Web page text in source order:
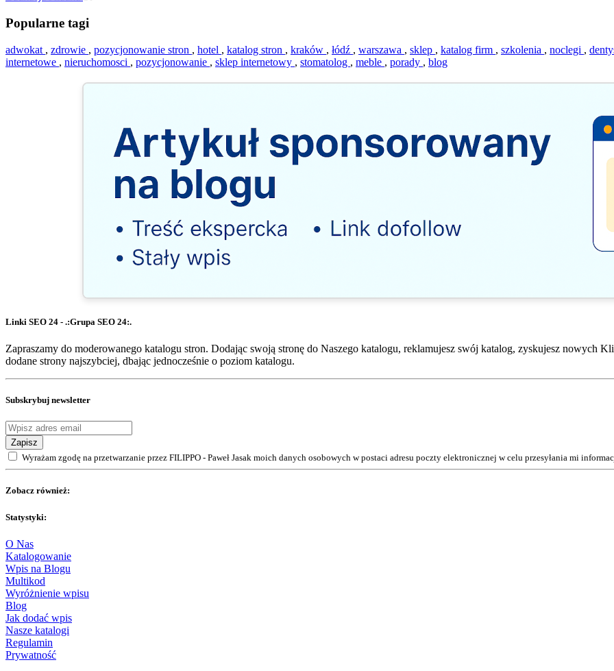
Popularne tagi
adwokat , zdrowie , pozycjonowanie stron , hotel , katalog stron , kraków , łódź , warszawa , sklep , katalog firm , szkolenia , noclegi ,
internetowe , nieruchomosci , pozycjonowanie , sklep internetowy , stomatolog , meble , porady , blog
Linki SEO 24 - .:Grupa SEO 24:.
Zapraszamy do moderowanego katalogu stron. Dodając swoją stronę do Naszego katalogu, reklamujesz swój katalog, zyskujesz nowych
dodane strony najszybciej, dbając jednocześnie o poziom katalogu.
Subskrybuj newsletter
Zapisz
Wyrażam zgodę na przetwarzanie przez FILIPPO - Paweł Jasak moich danych osobowych w postaci adresu poczty elektronicznej w celu przesyłania mi
Zobacz również:
Statystyki:
O Nas
Katalogowanie
Wpis na Blogu
Multikod
Wyróżnienie wpisu
Blog
Jak dodać wpis
Nasze katalogi
Regulamin
Prywatność